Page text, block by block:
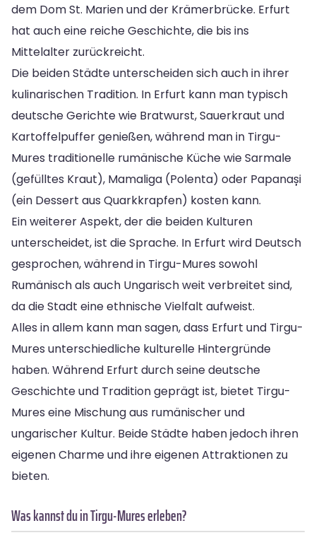
dem Dom St. Marien und der Krämerbrücke. Erfurt
hat auch eine reiche Geschichte, die bis ins
Mittelalter zurückreicht.
Die beiden Städte unterscheiden sich auch in ihrer
kulinarischen Tradition. In Erfurt kann man typisch
deutsche Gerichte wie Bratwurst, Sauerkraut und
Kartoffelpuffer genießen, während man in Tirgu-
Mures traditionelle rumänische Küche wie Sarmale
(gefülltes Kraut), Mamaliga (Polenta) oder Papanași
(ein Dessert aus Quarkkrapfen) kosten kann.
Ein weiterer Aspekt, der die beiden Kulturen
unterscheidet, ist die Sprache. In Erfurt wird Deutsch
gesprochen, während in Tirgu-Mures sowohl
Rumänisch als auch Ungarisch weit verbreitet sind,
da die Stadt eine ethnische Vielfalt aufweist.
Alles in allem kann man sagen, dass Erfurt und Tirgu-
Mures unterschiedliche kulturelle Hintergründe
haben. Während Erfurt durch seine deutsche
Geschichte und Tradition geprägt ist, bietet Tirgu-
Mures eine Mischung aus rumänischer und
ungarischer Kultur. Beide Städte haben jedoch ihren
eigenen Charme und ihre eigenen Attraktionen zu
bieten.
Was kannst du in Tirgu-Mures erleben?